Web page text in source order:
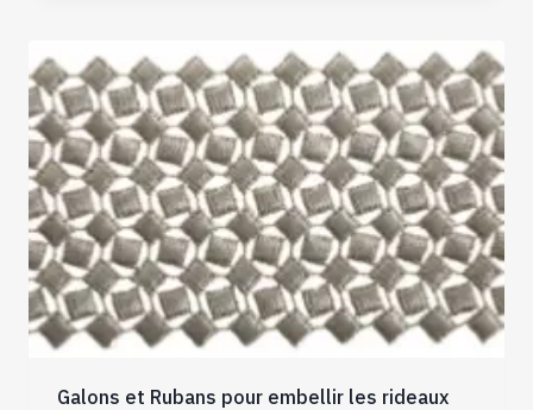
Galons et Rubans pour embellir les rideaux